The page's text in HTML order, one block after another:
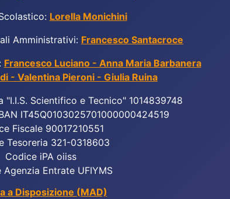
Lorella Monichini
Amministrativi: Francesco Santacroce
Francesco Luciano - Anna Maria Barbanera
- Valentina Pieroni - Giulia Ruina
"I.I.S. Scientifico e Tecnico" 1014839748
IT45Q0103025701000000424519
Fiscale 90017210551
Tesoreria 321-0318603
Codice iPA oiiss
Agenzia Entrate UFIYMS
a Disposizione (MAD)